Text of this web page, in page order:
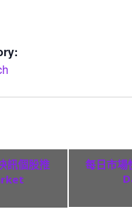
訊個股推
每日市場